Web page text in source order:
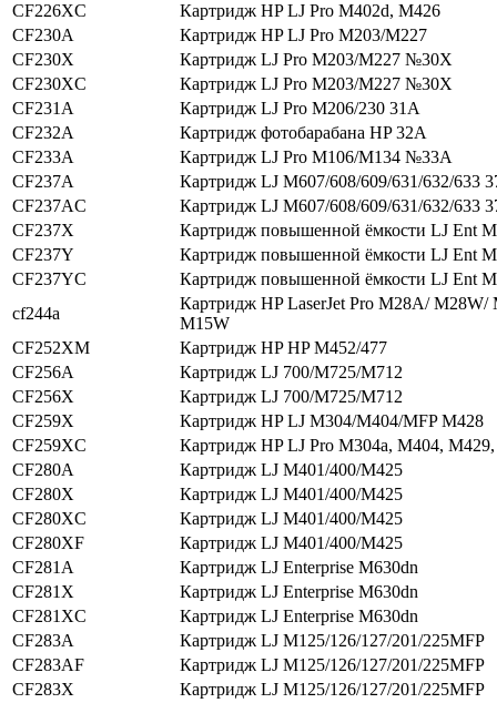
CF226XC
Картридж HP LJ Pro M402d, M426
CF230A
Картридж HP LJ Pro M203/M227
CF230X
Картридж LJ Pro M203/M227 №30X
CF230XC
Картридж LJ Pro M203/M227 №30X
CF231A
Картридж LJ Pro M206/230 31A
CF232A
Картридж фотобарабана HP 32A
CF233A
Картридж LJ Pro M106/M134 №33A
CF237A
Картридж LJ M607/608/609/631/632/633
CF237AC
Картридж LJ M607/608/609/631/632/633
CF237X
Картридж повышенной ёмкости LJ Ent
CF237Y
Картридж повышенной ёмкости LJ Ent
CF237YC
Картридж повышенной ёмкости LJ Ent
cf244a
Картридж HP LaserJet Pro M28A/ M28W/
M15W
CF252XM
Картридж HP HP M452/477
CF256A
Картридж LJ 700/M725/M712
CF256X
Картридж LJ 700/M725/M712
CF259X
Картридж HP LJ M304/M404/MFP M428
CF259XC
Картридж HP LJ Pro M304a, M404,
CF280A
Картридж LJ M401/400/M425
CF280X
Картридж LJ M401/400/M425
CF280XC
Картридж LJ M401/400/M425
CF280XF
Картридж LJ M401/400/M425
CF281A
Картридж LJ Enterprise M630dn
CF281X
Картридж LJ Enterprise M630dn
CF281XC
Картридж LJ Enterprise M630dn
CF283A
Картридж LJ M125/126/127/201/225MFP
CF283AF
Картридж LJ M125/126/127/201/225MFP
CF283X
Картридж LJ M125/126/127/201/225MFP